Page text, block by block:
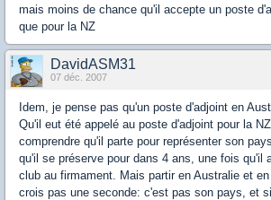
mais moins de chance qu'il accepte un poste
que pour la NZ
DavidASM31
07 déc. 2007
Idem, je pense pas qu'un poste d'adjoint en
Qu'il eut été appelé au poste d'adjoint pour la
comprendre qu'il parte pour représenter son
qu'il se préserve pour dans 4 ans, une fois qu'il
club au firmament. Mais partir en Australie et
crois pas une seconde: c'est pas son pays, et